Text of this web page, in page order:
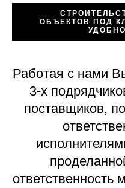
ОБЪЕКТОВ ПОД
Работая с нами
3-х
поставщиков,
ответственность